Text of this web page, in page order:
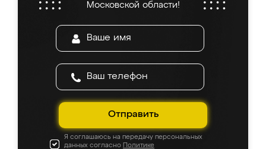
Московской области!
Отправить
Я соглашаюсь на передачу персональных
данных согласно Политике